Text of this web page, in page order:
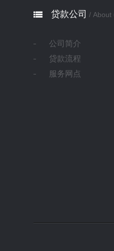
贷款公司 / About
公司简介
贷款流程
服务网点